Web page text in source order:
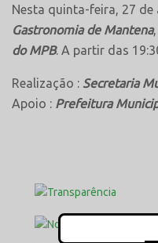
Nesta quinta-feira, 27 de
Gastronomia de Mantena
do MPB. A partir das
Realização : Secretaria
Apoio : Prefeitura